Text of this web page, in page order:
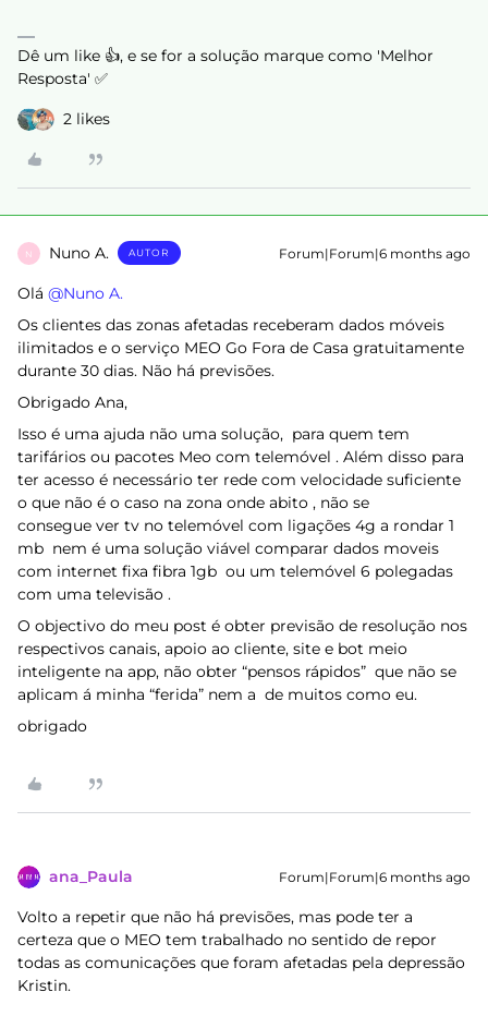
Dê um like 👍, e se for a solução marque como 'Melhor
Resposta' ✅
2 likes
N Nuno A. AUTOR Forum|Forum|6 months ago
Olá ​ @Nuno A.
Os clientes das zonas afetadas receberam dados móveis
ilimitados e o serviço MEO Go Fora de Casa gratuitamente
durante 30 dias. Não há previsões.
Obrigado Ana,
Isso é uma ajuda não uma solução, para quem tem
tarifários ou pacotes Meo com telemóvel . Além disso para
ter acesso é necessário ter rede com velocidade suficiente
o que não é o caso na zona onde abito , não se
consegue ver tv no telemóvel com ligações 4g a rondar 1
mb nem é uma solução viável comparar dados moveis
com internet fixa fibra 1gb ou um telemóvel 6 polegadas
com uma televisão .
O objectivo do meu post é obter previsão de resolução nos
respectivos canais, apoio ao cliente, site e bot meio
inteligente na app, não obter “pensos rápidos” que não se
aplicam á minha “ferida” nem a de muitos como eu.
obrigado
ana_Paula Forum|Forum|6 months ago
Volto a repetir que não há previsões, mas pode ter a
certeza que o MEO tem trabalhado no sentido de repor
todas as comunicações que foram afetadas pela depressão
Kristin.